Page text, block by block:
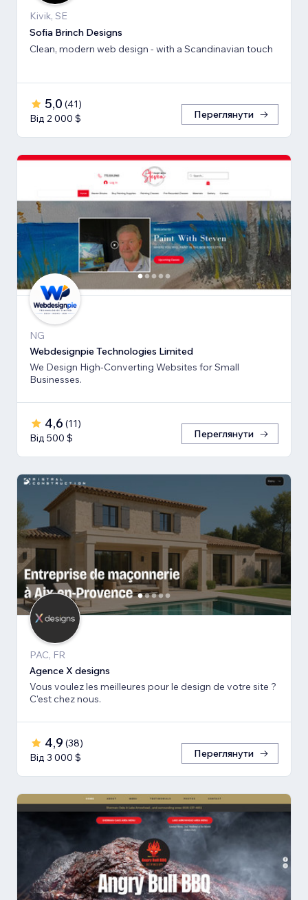
Kivik, SE
Sofia Brinch Designs
Clean, modern web design - with a Scandinavian touch
5,0 (41)
Від 2 000 $
Переглянути
NG
Webdesignpie Technologies Limited
We Design High-Converting Websites for Small
Businesses.
4,6 (11)
Від 500 $
Переглянути
PAC, FR
Agence X designs
Vous voulez les meilleures pour le design de votre site ?
C'est chez nous.
4,9 (38)
Від 3 000 $
Переглянути